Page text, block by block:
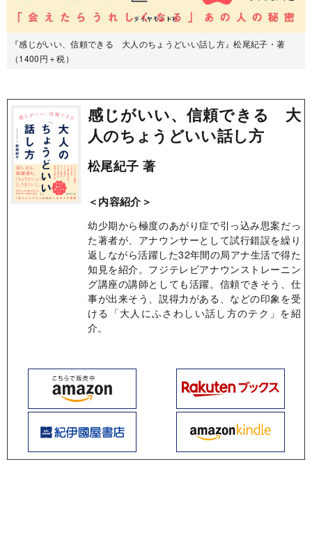
『感じがいい、信頼できる 大人のちょうどいい話し方』松尾紀子・著
（1400円＋税）
感じがいい、信頼できる 大
人のちょうどいい話し方
松尾紀子 著
＜内容紹介＞
幼少期から極度のあがり症で引っ込み思案だっ
た著者が、アナウンサーとして試行錯誤を繰り
返しながら活躍した32年間の局アナ生活で得た
知見を紹介。フジテレビアナウンストレーニン
グ講座の講師としても活躍。信頼できそう、仕
事が出来そう、説得力がある、などの印象を受
ける「大人にふさわしい話し方のテク」を紹
介。